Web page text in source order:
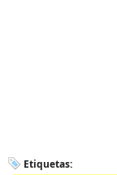
Etiquetas: